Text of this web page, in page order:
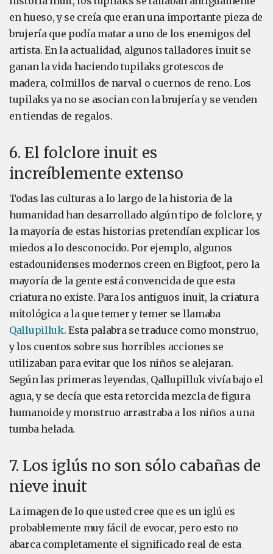
en hueso, y se creía que eran una importante pieza de
brujería que podía matar a uno de los enemigos del
artista. En la actualidad, algunos talladores inuit se
ganan la vida haciendo tupilaks grotescos de
madera, colmillos de narval o cuernos de reno. Los
tupilaks ya no se asocian con la brujería y se venden
en tiendas de regalos.
6. El folclore inuit es
increíblemente extenso
Todas las culturas a lo largo de la historia de la
humanidad han desarrollado algún tipo de folclore, y
la mayoría de estas historias pretendían explicar los
miedos a lo desconocido. Por ejemplo, algunos
estadounidenses modernos creen en Bigfoot, pero la
mayoría de la gente está convencida de que esta
criatura no existe. Para los antiguos inuit, la criatura
mitológica a la que temer y temer se llamaba
Qallupilluk. Esta palabra se traduce como monstruo,
y los cuentos sobre sus horribles acciones se
utilizaban para evitar que los niños se alejaran.
Según las primeras leyendas, Qallupilluk vivía bajo el
agua, y se decía que esta retorcida mezcla de figura
humanoide y monstruo arrastraba a los niños a una
tumba helada.
7. Los iglús no son sólo cabañas de
nieve inuit
La imagen de lo que usted cree que es un iglú es
probablemente muy fácil de evocar, pero esto no
abarca completamente el significado real de esta